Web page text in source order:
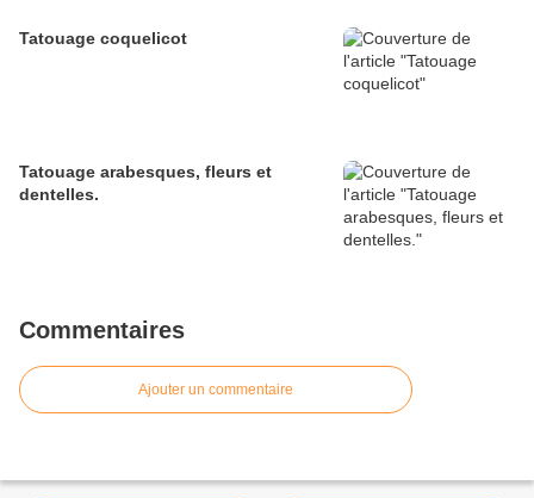
Tatouage coquelicot
Tatouage arabesques, fleurs et
dentelles.
Commentaires
Ajouter un commentaire